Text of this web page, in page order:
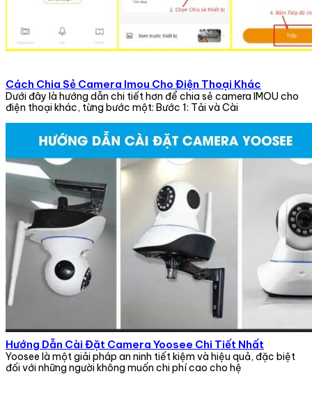
Cách Chia Sẻ Camera Imou Cho Điện Thoại Khác
Dưới đây là hướng dẫn chi tiết hơn để chia sẻ camera IMOU cho
điện thoại khác, từng bước một: Bước 1: Tải và Cài
Hướng Dẫn Cài Đặt Camera Yoosee Chi Tiết Nhất
Yoosee là một giải pháp an ninh tiết kiệm và hiệu quả, đặc biệt
đối với những người không muốn chi phí cao cho hệ